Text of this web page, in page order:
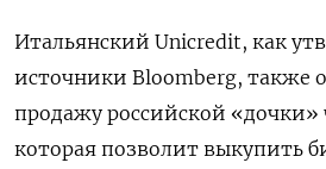
Итальянский Unicredit, как
источники Bloomberg, также
продажу российской «дочки»
которая позволит выкупить